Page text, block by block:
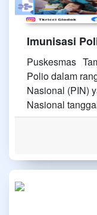
Imunisasi
Puskesmas
Polio dalam
Nasional (PIN)
Nasional